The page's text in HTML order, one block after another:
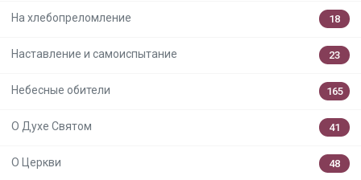
На хлебопреломление 18
Наставление и самоиспытание 23
Небесные обители 165
О Духе Святом 41
О Церкви 48